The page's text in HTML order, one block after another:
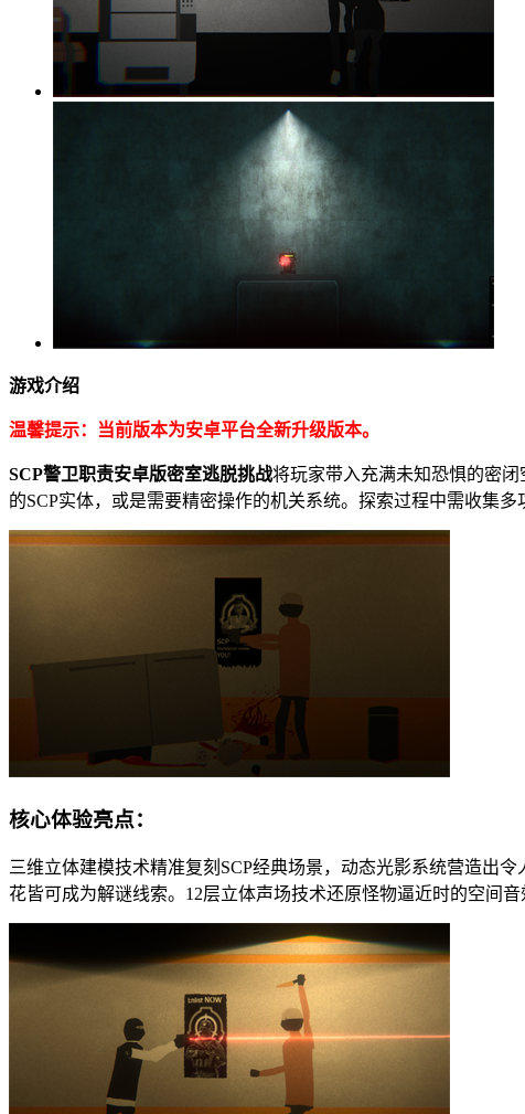
游戏介绍
温馨提示：当前版本为安卓平台全新升级版本。
SCP警卫职责安卓版密室逃脱挑战将玩家带入充满未知恐惧的密
的SCP实体，或是需要精密操作的机关系统。探索过程中需收集
核心体验亮点：
三维立体建模技术精准复刻SCP经典场景，动态光影系统营造出
花皆可成为解谜线索。12层立体声场技术还原怪物逼近时的空间